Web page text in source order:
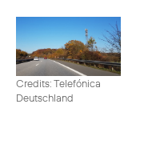
Credits: Telefónica
Deutschland